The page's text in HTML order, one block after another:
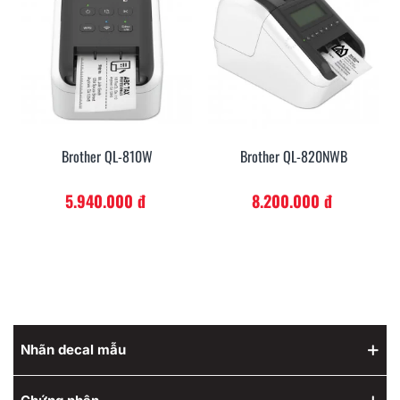
Brother QL-810W
5.940.000 đ
Brother QL-820NWB
8.200.000 đ
Nhãn decal mẫu